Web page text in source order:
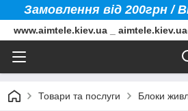
Замовлення від 200грн /
www.aimtele.kiev.ua _
Товари та послуги Блоки